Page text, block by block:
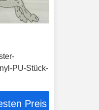
PU-Stück-
Preis